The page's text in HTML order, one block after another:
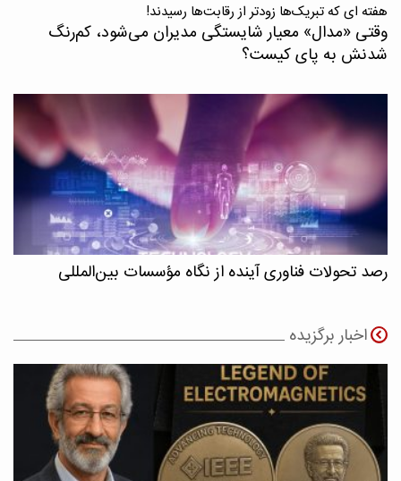
هفته ای که تبریک‌ها زودتر از رقابت‌ها رسیدند!
وقتی «مدال‌» معیار شایستگی مدیران می‌شود، کم‌رنگ
شدنش به پای کیست؟
رصد تحولات فناوری آینده از نگاه مؤسسات بین‌المللی
اخبار برگزیده